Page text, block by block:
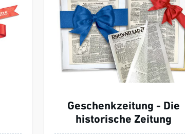
Geschenkzeitung - Die
historische Zeitung